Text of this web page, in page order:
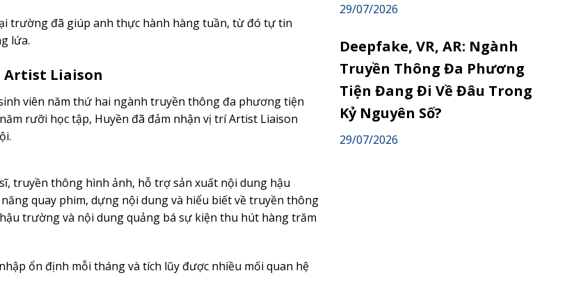
trường đã giúp anh thực hành hàng tuần, từ đó tự tin
lứa.
Artist Liaison
viên năm thứ hai ngành truyền thông đa phương tiện
rưỡi học tập, Huyền đã đảm nhận vị trí Artist Liaison
truyền thông hình ảnh, hỗ trợ sản xuất nội dung hậu
quay phim, dựng nội dung và hiểu biết về truyền thông
trường và nội dung quảng bá sự kiện thu hút hàng trăm
ổn định mỗi tháng và tích lũy được nhiều mối quan hệ
29/07/2026
Deepfake, VR, AR: Ngành
Truyền Thông Đa Phương
Tiện Đang Đi Về Đâu Trong
Kỷ Nguyên Số?
29/07/2026